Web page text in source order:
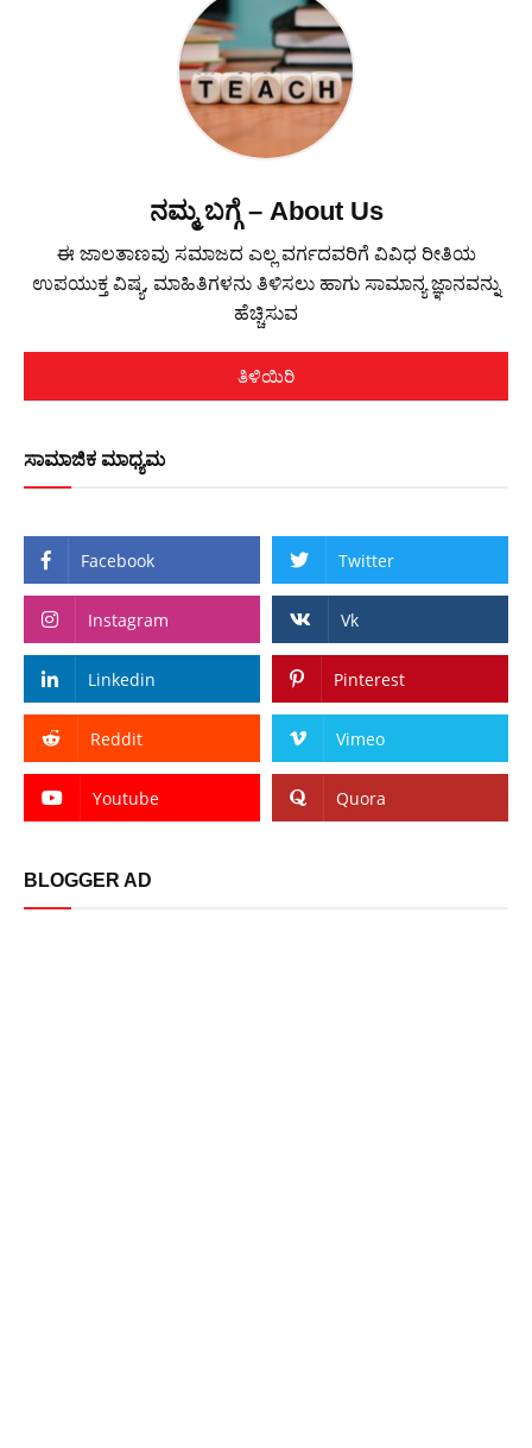
ನಮ್ಮ ಬಗ್ಗೆ – About Us
ಈ ಜಾಲತಾಣವು ಸಮಾಜದ ಎಲ್ಲ ವರ್ಗದವರಿಗೆ ವಿವಿಧ ರೀತಿಯ
ಉಪಯುಕ್ತ ವಿಷ್ಯ, ಮಾಹಿತಿಗಳನು ತಿಳಿಸಲು ಹಾಗು ಸಾಮಾನ್ಯ ಜ್ಞಾನವನ್ನು
ಹೆಚ್ಚಿಸುವ
ತಿಳಿಯಿರಿ
ಸಾಮಾಜಿಕ ಮಾಧ್ಯಮ
Facebook Twitter
Instagram Vk
Linkedin Pinterest
Reddit Vimeo
Youtube Quora
BLOGGER AD